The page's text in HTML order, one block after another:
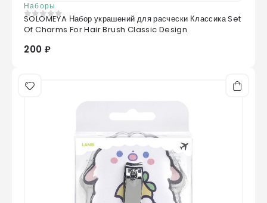
Наборы
0 из 5
SOLOMEYA Набор украшений для расчески Классика Set
Of Charms For Hair Brush Classic Design
200 ₽